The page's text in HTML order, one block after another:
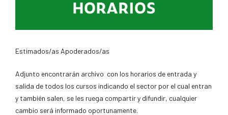
Estimados/as Apoderados/as
Adjunto encontrarán archivo con los horarios de entrada y
salida de todos los cursos indicando el sector por el cual entran
y también salen, se les ruega compartir y difundir, cualquier
cambio será informado oportunamente.